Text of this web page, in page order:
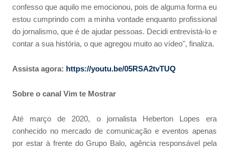
confesso que aquilo me emocionou, pois de alguma forma eu
estou cumprindo com a minha vontade enquanto profissional
do jornalismo, que é de ajudar pessoas. Decidi entrevistá-lo e
contar a sua história, o que agregou muito ao vídeo", finaliza.
Assista agora: https://youtu.be/05RSA2tvTUQ
Sobre o canal Vim te Mostrar
Até março de 2020, o jornalista Heberton Lopes era
conhecido no mercado de comunicação e eventos apenas
por estar à frente do Grupo Balo, agência responsável pela